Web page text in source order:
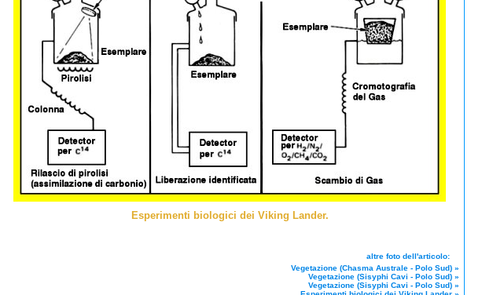
Esperimenti biologici dei Viking Lander.
altre foto dell'articolo:
Vegetazione (Chasma Australe - Polo Sud) »
Vegetazione (Sisyphi Cavi - Polo Sud) »
Vegetazione (Sisyphi Cavi - Polo Sud) »